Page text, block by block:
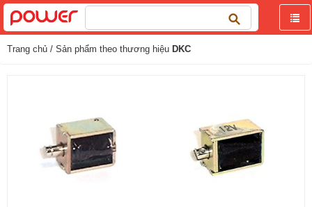
Tìm
kiếm
Trang chủ / Sản phẩm theo thương hiệu DKC